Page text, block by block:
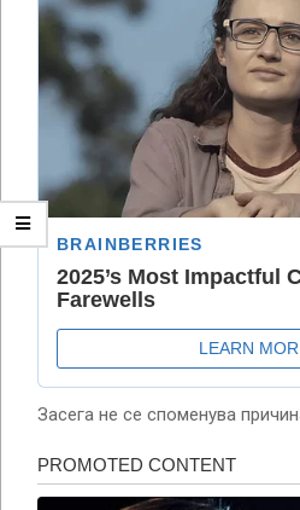
Засега не се споменува